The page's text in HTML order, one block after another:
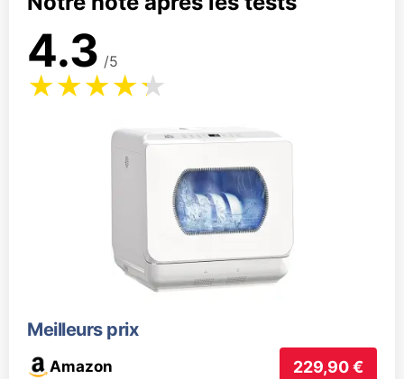
4.3 /5
Meilleurs prix
Amazon 229,90 €